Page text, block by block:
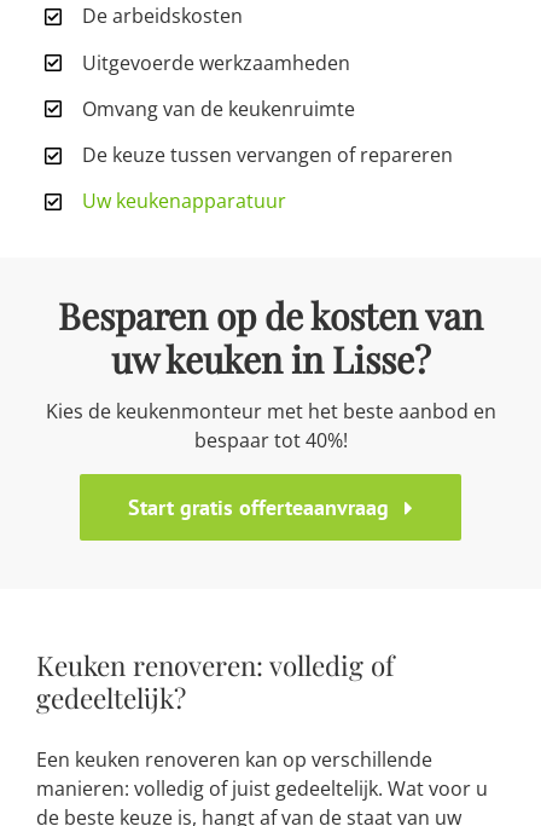
De arbeidskosten
Uitgevoerde werkzaamheden
Omvang van de keukenruimte
De keuze tussen vervangen of repareren
Uw keukenapparatuur
Besparen op de kosten van
uw keuken in Lisse?
Kies de keukenmonteur met het beste aanbod en
bespaar tot 40%!
Start gratis offerteaanvraag
Keuken renoveren: volledig of
gedeeltelijk?
Een keuken renoveren kan op verschillende
manieren: volledig of juist gedeeltelijk. Wat voor u
de beste keuze is, hangt af van de staat van uw